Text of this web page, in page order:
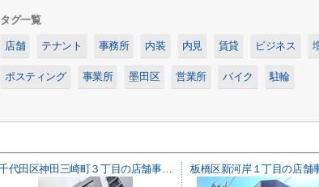
タグ一覧
店舗 テナント 事務所 内装 内見 賃貸 ビジネス
ポスティング 事業所 墨田区 営業所 バイク 駐輪
千代田区神田三崎町３丁目の店舗事務所 板橋区新河岸１丁目の店舗